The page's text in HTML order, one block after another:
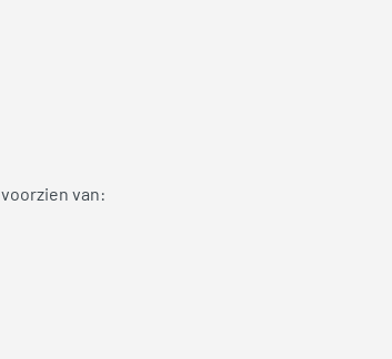
van: